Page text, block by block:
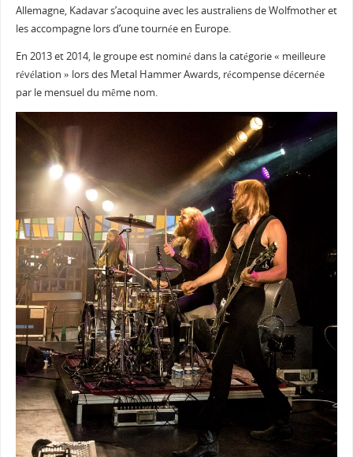
Allemagne, Kadavar s’acoquine avec les australiens de Wolfmother et
les accompagne lors d’une tournée en Europe.
En 2013 et 2014, le groupe est nominé dans la catégorie « meilleure
révélation » lors des Metal Hammer Awards, récompense décernée
par le mensuel du même nom.